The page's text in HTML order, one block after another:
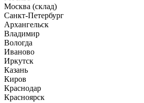
Москва (склад)
Санкт-Петербург
Архангельск
Владимир
Вологда
Иваново
Иркутск
Казань
Киров
Краснодар
Красноярск